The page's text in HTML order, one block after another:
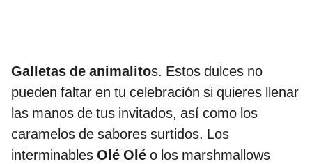
Galletas de animalitos. Estos dulces no
pueden faltar en tu celebración si quieres llenar
las manos de tus invitados, así como los
caramelos de sabores surtidos. Los
interminables Olé Olé o los marshmallows